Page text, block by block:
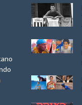
–